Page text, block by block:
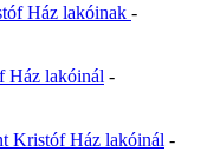
Ház lakóinak -
Ház lakóinál -
Kristóf Ház lakóinál -